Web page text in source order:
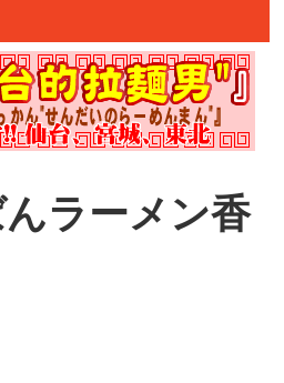
ラーメン香